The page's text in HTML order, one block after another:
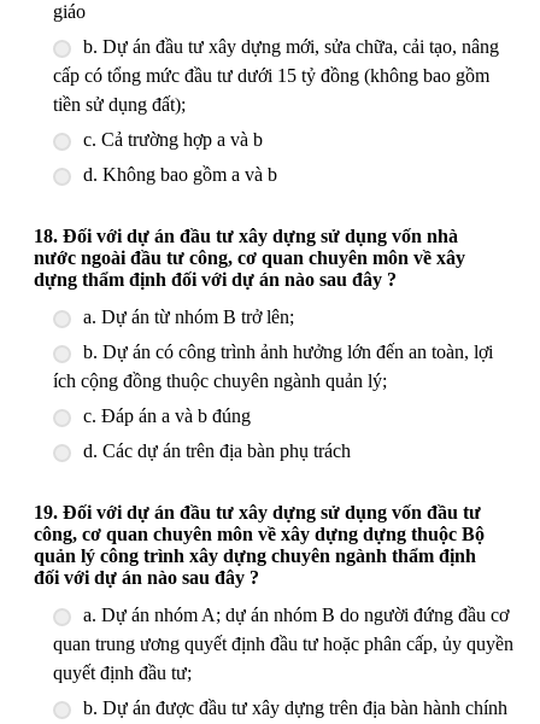
giáo
b. Dự án đầu tư xây dựng mới, sửa chữa, cải tạo, nâng
cấp có tổng mức đầu tư dưới 15 tỷ đồng (không bao gồm
tiền sử dụng đất);
c. Cả trường hợp a và b
d. Không bao gồm a và b
18. Đối với dự án đầu tư xây dựng sử dụng vốn nhà
nước ngoài đầu tư công, cơ quan chuyên môn về xây
dựng thẩm định đối với dự án nào sau đây ?
a. Dự án từ nhóm B trở lên;
b. Dự án có công trình ảnh hưởng lớn đến an toàn, lợi
ích cộng đồng thuộc chuyên ngành quản lý;
c. Đáp án a và b đúng
d. Các dự án trên địa bàn phụ trách
19. Đối với dự án đầu tư xây dựng sử dụng vốn đầu tư
công, cơ quan chuyên môn về xây dựng dựng thuộc Bộ
quản lý công trình xây dựng chuyên ngành thẩm định
đối với dự án nào sau đây ?
a. Dự án nhóm A; dự án nhóm B do người đứng đầu cơ
quan trung ương quyết định đầu tư hoặc phân cấp, ủy quyền
quyết định đầu tư;
b. Dự án được đầu tư xây dựng trên địa bàn hành chính